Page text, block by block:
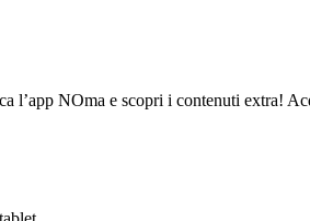
NOma e scopri i contenuti extra!